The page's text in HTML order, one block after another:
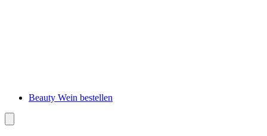
Beauty Wein bestellen